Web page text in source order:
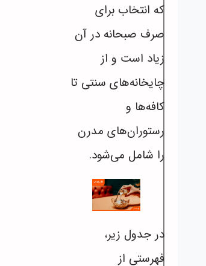
که انتخاب برای
صرف صبحانه در آن
زیاد است و از
چایخانه‌های سنتی تا
کافه‌ها و
رستوران‌های مدرن
را شامل می‌شود.
در جدول زیر،
فهرستی از